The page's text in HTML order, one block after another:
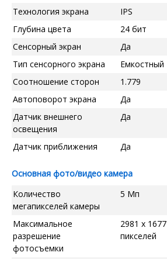
Технология экрана
IPS
Глубина цвета
24 бит
Сенсорный экран
Да
Тип сенсорного экрана
Емкостный
Соотношение сторон
1.779
Автоповорот экрана
Да
Датчик внешнего
освещения
Да
Датчик приближения Да
Основная фото/видео камера
Количество
мегапикселей камеры
5 Мп
Максимальное
разрешение
фотосъемки
2981 x 1677
пикселей